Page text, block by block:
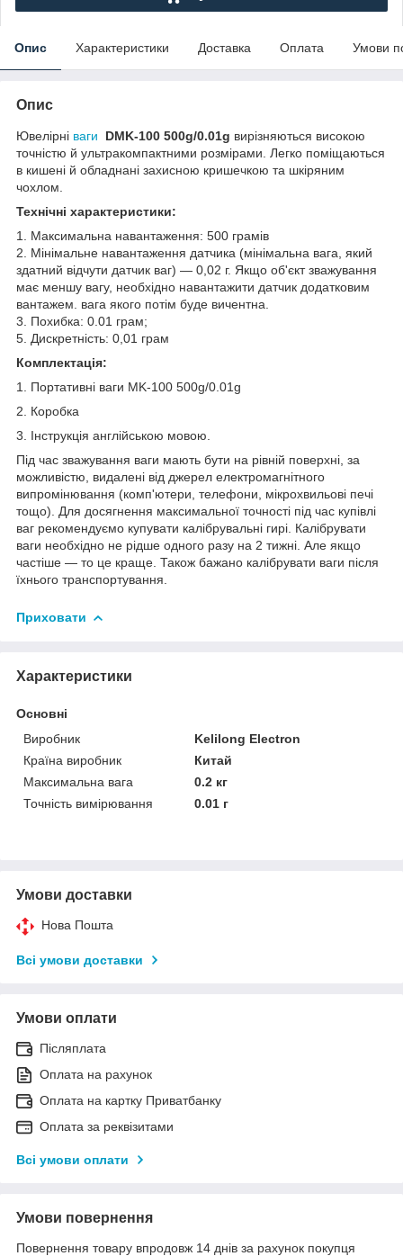
Опис Характеристики Доставка Оплата Умови
Опис
Ювелірні ваги DMK-100 500g/0.01g вирізняються високою
точністю й ультракомпактними розмірами. Легко поміщаються
в кишені й обладнані захисною кришечкою та шкіряним
чохлом.
Технічні характеристики:
1. Максимальна навантаження: 500 грамів
2. Мінімальне навантаження датчика (мінімальна вага, який
здатний відчути датчик ваг) — 0,02 г. Якщо об'єкт зважування
має меншу вагу, необхідно навантажити датчик додатковим
вантажем. вага якого потім буде вичентна.
3. Похибка: 0.01 грам;
5. Дискретність: 0,01 грам
Комплектація:
1. Портативні ваги MK-100 500g/0.01g
2. Коробка
3. Інструкція англійською мовою.
Під час зважування ваги мають бути на рівній поверхні, за
можливістю, видалені від джерел електромагнітного
випромінювання (комп'ютери, телефони, мікрохвильові печі
тощо). Для досягнення максимальної точності під час купівлі
ваг рекомендуємо купувати калібрувальні гирі. Калібрувати
ваги необхідно не рідше одного разу на 2 тижні. Але якщо
частіше — то це краще. Також бажано калібрувати ваги після
їхнього транспортування.
Приховати
Характеристики
Основні
Виробник
Kelilong Electron
Країна виробник
Китай
Максимальна вага
0.2 кг
Точність вимірювання
0.01 г
Умови доставки
Нова Пошта
Всі умови доставки
Умови оплати
Післяплата
Оплата на рахунок
Оплата на картку Приватбанку
Оплата за реквізитами
Всі умови оплати
Умови повернення
Повернення товару впродовж 14 днів за рахунок покупця